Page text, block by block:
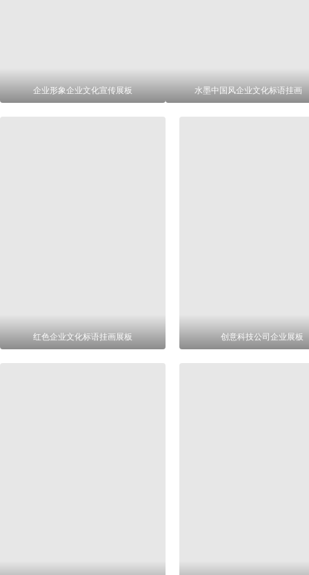
企业形象企业文化宣传展板 水墨中国风企业文化标语挂画
红色企业文化标语挂画展板 创意科技公司企业展板